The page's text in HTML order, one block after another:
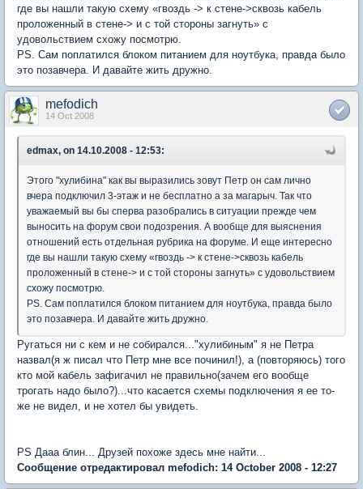
где вы нашли такую схему «гвоздь -> к стене->сквозь кабель
проложенный в стене-> и с той стороны загнуть» с
удовольствием схожу посмотрю.
PS. Сам поплатился блоком питанием для ноутбука, правда было
это позавчера. И давайте жить дружно.
mefodich
14 Oct 2008
edmax, on 14.10.2008 - 12:53:
Этого "хулибина" как вы выразились зовут Петр он сам лично
вчера подключил 3-этаж и не бесплатно а за магарыч. Так что
уважаемый вы бы сперва разобрались в ситуации прежде чем
выносить на форум свои подозрения. А вообще для выяснения
отношений есть отдельная рубрика на форуме. И еще интересно
где вы нашли такую схему «гвоздь -> к стене->сквозь кабель
проложенный в стене-> и с той стороны загнуть» с удовольствием
схожу посмотрю.
PS. Сам поплатился блоком питанием для ноутбука, правда было
это позавчера. И давайте жить дружно.
Ругаться ни с кем и не собирался..."хулибиным" я не Петра
назвал(я ж писал что Петр мне все починил!), а (повторяюсь) того
кто мой кабель зафигачил не правильно(зачем его вообще
трогать надо было?)...что касается схемы подключения я ее то-
же не видел, и не хотел бы увидеть.
PS Дааа блин... Друзей похоже здесь мне найти...
Сообщение отредактировал mefodich: 14 October 2008 - 12:27